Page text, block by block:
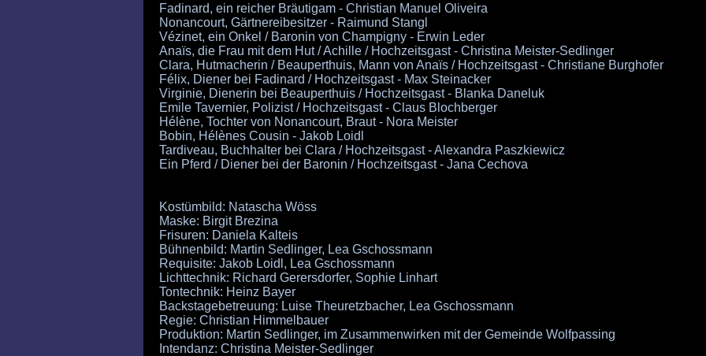
Fadinard, ein reicher Bräutigam - Christian Manuel Oliveira
Nonancourt, Gärtnereibesitzer - Raimund Stangl
Vézinet, ein Onkel / Baronin von Champigny - Erwin Leder
Anaïs, die Frau mit dem Hut / Achille / Hochzeitsgast - Christina Meister-Sedlinger
Clara, Hutmacherin / Beauperthuis, Mann von Anaïs / Hochzeitsgast - Christiane Burghofer
Félix, Diener bei Fadinard / Hochzeitsgast - Max Steinacker
Virginie, Dienerin bei Beauperthuis / Hochzeitsgast - Blanka Daneluk
Emile Tavernier, Polizist / Hochzeitsgast - Claus Blochberger
Hélène, Tochter von Nonancourt, Braut - Nora Meister
Bobin, Hélènes Cousin - Jakob Loidl
Tardiveau, Buchhalter bei Clara / Hochzeitsgast - Alexandra Paszkiewicz
Ein Pferd / Diener bei der Baronin / Hochzeitsgast - Jana Cechova
Kostümbild: Natascha Wöss
Maske: Birgit Brezina
Frisuren: Daniela Kalteis
Bühnenbild: Martin Sedlinger, Lea Gschossmann
Requisite: Jakob Loidl, Lea Gschossmann
Lichttechnik: Richard Gerersdorfer, Sophie Linhart
Tontechnik: Heinz Bayer
Backstagebetreuung: Luise Theuretzbacher, Lea Gschossmann
Regie: Christian Himmelbauer
Produktion: Martin Sedlinger, im Zusammenwirken mit der Gemeinde Wolfpassing
Intendanz: Christina Meister-Sedlinger